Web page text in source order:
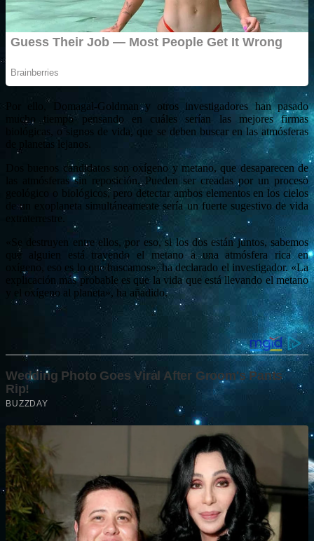
Por ello, Domagal-Goldman y otros investigadores han pasado
mucho tiempo pensando en cuáles serían las mejores firmas
biológicas, o signos de vida, que se deben buscar en las atmósferas
de planetas lejanos.
Dos buenos candidatos son oxígeno y metano, que desaparecen de
las atmósferas sin reposición. Pueden ser creadas por un proceso
geológico o biológicos, pero detectar ambos elementos en los cielos
de un exoplaneta simultáneamente sería un fuerte sugestivo de vida
extraterrestre.
«Se destruyen entre ellos, por eso, si los dos están juntos, sabemos
que alguien está trayendo el metano a una atmósfera rica en
oxígeno, eso es lo que buscamos», ha declarado el investigador. «La
explicación más probable es que la vida que está llevando el metano
y el oxígeno al planeta», ha añadido.